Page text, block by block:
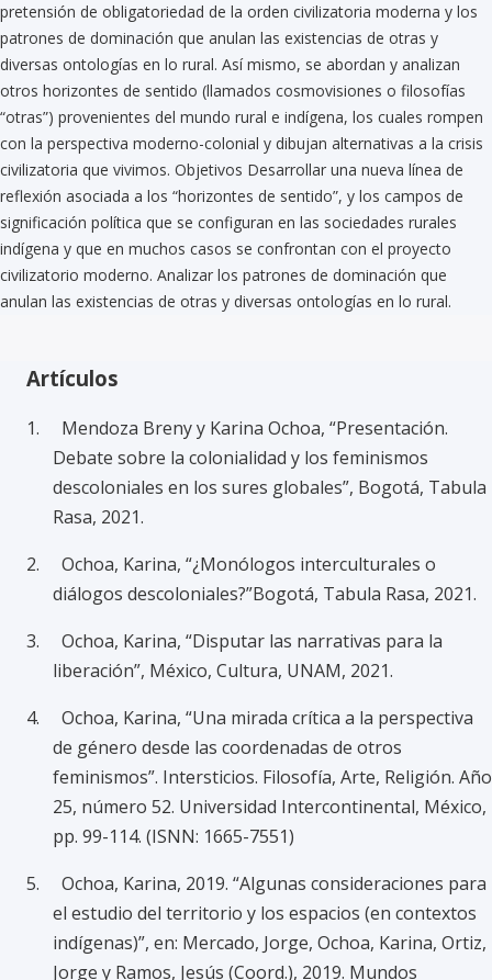
pretensión de obligatoriedad de la orden civilizatoria moderna y los
patrones de dominación que anulan las existencias de otras y
diversas ontologías en lo rural. Así mismo, se abordan y analizan
otros horizontes de sentido (llamados cosmovisiones o filosofías
“otras”) provenientes del mundo rural e indígena, los cuales rompen
con la perspectiva moderno-colonial y dibujan alternativas a la crisis
civilizatoria que vivimos. Objetivos Desarrollar una nueva línea de
reflexión asociada a los “horizontes de sentido”, y los campos de
significación política que se configuran en las sociedades rurales
indígena y que en muchos casos se confrontan con el proyecto
civilizatorio moderno. Analizar los patrones de dominación que
anulan las existencias de otras y diversas ontologías en lo rural.
Artículos
1. Mendoza Breny y Karina Ochoa, “Presentación.
Debate sobre la colonialidad y los feminismos
descoloniales en los sures globales”, Bogotá, Tabula
Rasa, 2021.
2. Ochoa, Karina, “¿Monólogos interculturales o
diálogos descoloniales?”Bogotá, Tabula Rasa, 2021.
3. Ochoa, Karina, “Disputar las narrativas para la
liberación”, México, Cultura, UNAM, 2021.
4. Ochoa, Karina, “Una mirada crítica a la perspectiva
de género desde las coordenadas de otros
feminismos”. Intersticios. Filosofía, Arte, Religión. Año
25, número 52. Universidad Intercontinental, México,
pp. 99-114. (ISNN: 1665-7551)
5. Ochoa, Karina, 2019. “Algunas consideraciones para
el estudio del territorio y los espacios (en contextos
indígenas)”, en: Mercado, Jorge, Ochoa, Karina, Ortiz,
Jorge y Ramos, Jesús (Coord.), 2019. Mundos